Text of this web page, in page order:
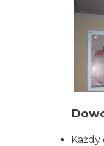
Każdy